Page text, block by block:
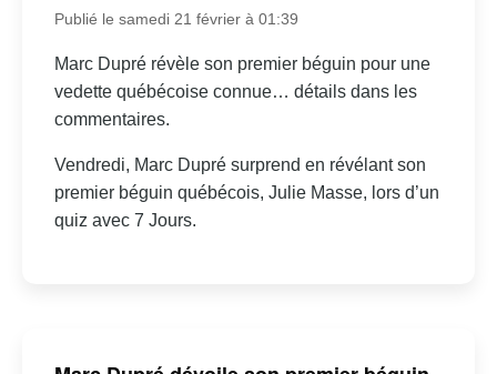
Publié le samedi 21 février à 01:39
Marc Dupré révèle son premier béguin pour une
vedette québécoise connue… détails dans les
commentaires.
Vendredi, Marc Dupré surprend en révélant son
premier béguin québécois, Julie Masse, lors d’un
quiz avec 7 Jours.